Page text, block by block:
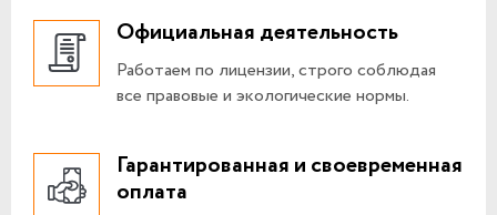
Официальная деятельность
Работаем по лицензии, строго соблюдая
все правовые и экологические нормы.
Гарантированная и своевременная
оплата